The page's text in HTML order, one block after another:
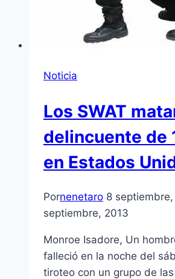
Noticia
Los SWAT
delincuente de
en Estados
Pornenetaro 8
septiembre, 2013
Monroe Isadore, Un
falleció en la noche del
tiroteo con un grupo de